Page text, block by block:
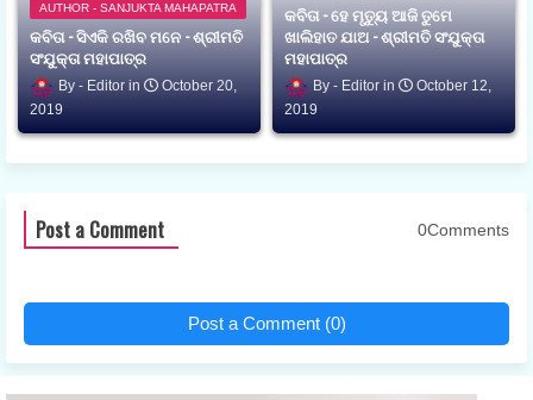
AUTHOR - SANJUKTA MAHAPATRA
କବିତା - ସିଏକି ରଖିବ ମନେ - ଶ୍ରୀମତି
ସଂଯୁକ୍ତା ମହାପାତ୍ର
Editor
October 20,
2019
କବିତା - ହେ ମୃତ୍ୟୁ ଆଜି ତୁମେ
ଖାଲିହାତ ଯାଅ - ଶ୍ରୀମତି ସଂଯୁକ୍ତା
ମହାପାତ୍ର
Editor
October 12,
2019
Post a Comment 0Comments
Post a Comment (0)